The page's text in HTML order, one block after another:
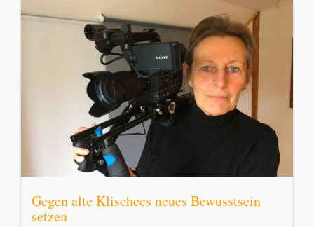
Gegen alte Klischees neues Bewusstsein
setzen